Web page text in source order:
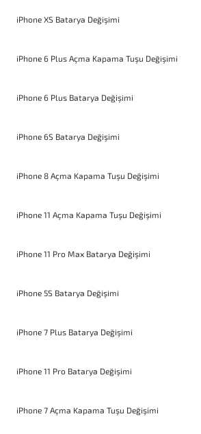
iPhone XS Batarya Değişimi
iPhone 6 Plus Açma Kapama Tuşu Değişimi
iPhone 6 Plus Batarya Değişimi
iPhone 6S Batarya Değişimi
iPhone 8 Açma Kapama Tuşu Değişimi
iPhone 11 Açma Kapama Tuşu Değişimi
iPhone 11 Pro Max Batarya Değişimi
iPhone 5S Batarya Değişimi
iPhone 7 Plus Batarya Değişimi
iPhone 11 Pro Batarya Değişimi
iPhone 7 Açma Kapama Tuşu Değişimi